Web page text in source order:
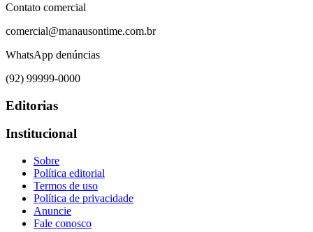
Contato comercial
comercial@manausontime.com.br
WhatsApp denúncias
(92) 99999-0000
Editorias
Institucional
Sobre
Política editorial
Termos de uso
Política de privacidade
Anuncie
Fale conosco